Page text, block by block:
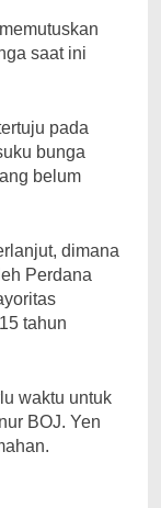
saat ini
pada
bunga
belum
dimana
Perdana
tahun
waktu untuk
BOJ. Yen